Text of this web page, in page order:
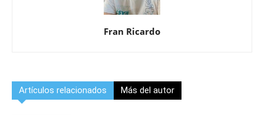
Fran Ricardo
Artículos relacionados Más del autor